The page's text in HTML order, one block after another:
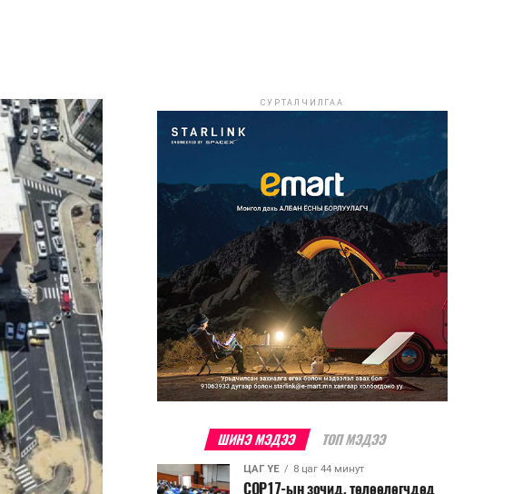
СУРТАЛЧИЛГАА
ШИНЭ МЭДЭЭ ТОП МЭДЭЭ
ЦАГ ҮЕ 8 цаг 44 минут
COP17-ын зочид, төлөөлөгчдөд